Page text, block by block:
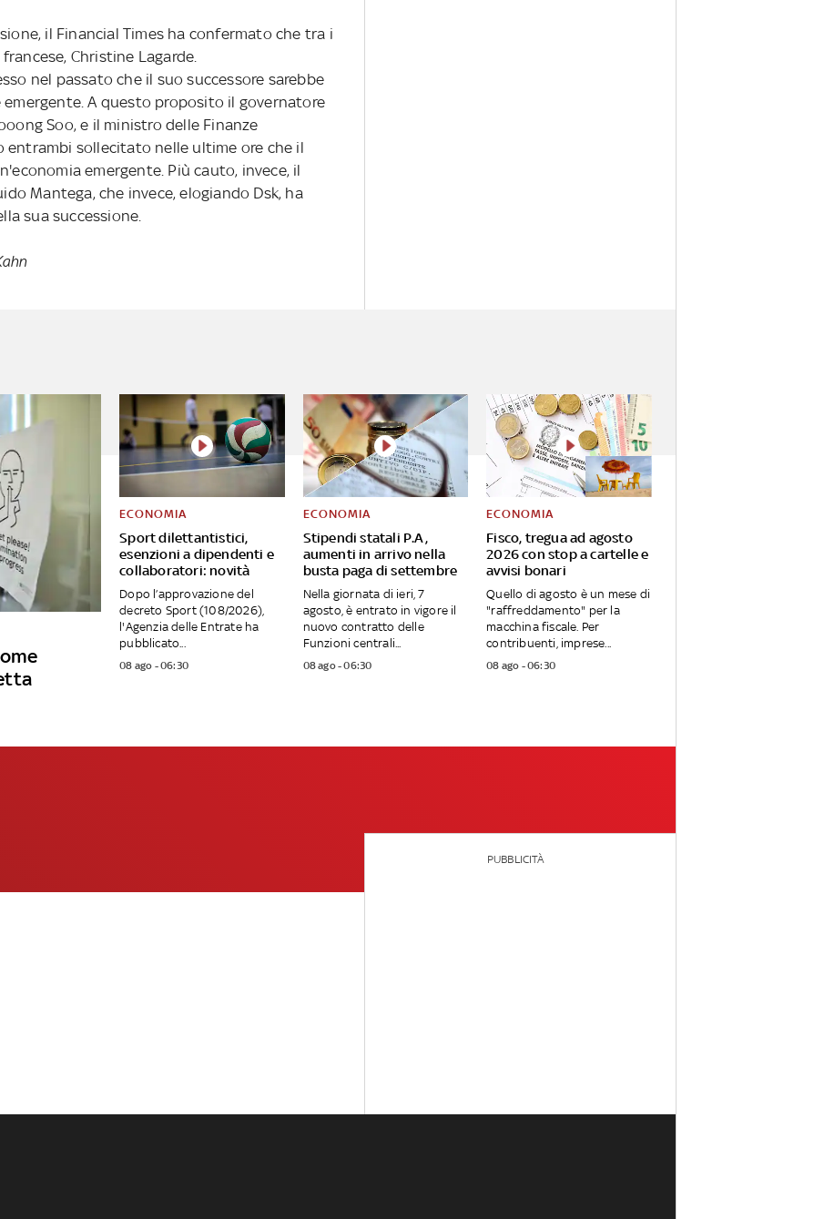
il Financial Times ha confermato che tra i
Christine Lagarde.
nel passato che il suo successore sarebbe
A questo proposito il governatore
Soo, e il ministro delle Finanze
entrambi sollecitato nelle ultime ore che il
emergente. Più cauto, invece, il
Mantega, che invece, elogiando Dsk, ha
sua successione.
Sport dilettantistici,
esenzioni a dipendenti e
collaboratori: novità
ECONOMIA
Dopo l’approvazione del
decreto Sport (108/2026),
l'Agenzia delle Entrate ha
pubblicato...
08 ago - 06:30
Stipendi statali P.A,
aumenti in arrivo nella
busta paga di settembre
ECONOMIA
Nella giornata di ieri, 7
agosto, è entrato in vigore il
nuovo contratto delle
Funzioni centrali...
08 ago - 06:30
Fisco, tregua ad agosto
2026 con stop a cartelle e
avvisi bonari
ECONOMIA
Quello di agosto è un mese di
"raffreddamento" per la
macchina fiscale. Per
contribuenti, imprese...
08 ago - 06:30
PUBBLICITÀ